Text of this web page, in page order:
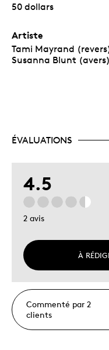
50 dollars
Artiste
Tami Mayrand
Susanna Blunt (avers)
ÉVALUATIONS
4.5
2 avis
À
Commenté par 2
clients